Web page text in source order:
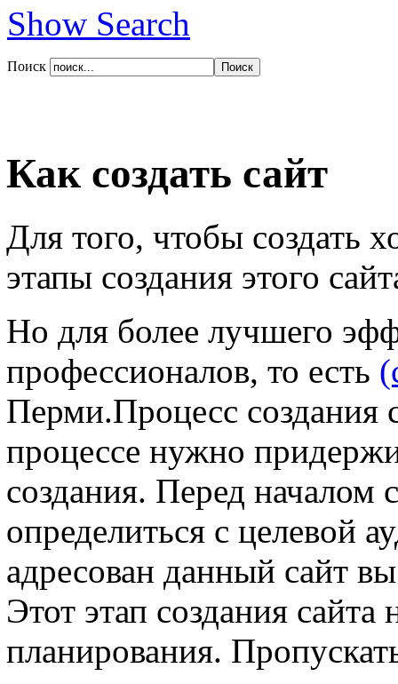
Show Search
Поиск
Как создать сайт
Для того, чтобы создать
этапы создания этого
Но для более лучшего
профессионалов, то есть
Перми.Процесс создания
процессе нужно
создания. Перед началом
определиться с целевой
адресован данный сайт
Этот этап создания сайта
планирования.